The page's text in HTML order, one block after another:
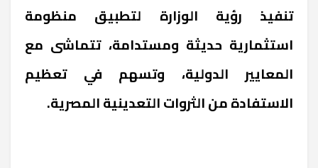
تنفيذ رؤية الوزارة لتطبيق منظومة
استثمارية حديثة ومستدامة، تتماشى مع
المعايير الدولية، وتسهم في تعظيم
الاستفادة من الثروات التعدينية المصرية.